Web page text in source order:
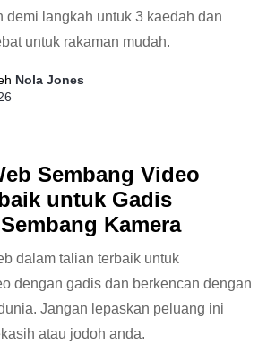
demi langkah untuk 3 kaedah dan
untuk rakaman mudah.
Nola Jones
Sembang Video
untuk Gadis
Kamera
dalam talian terbaik untuk
dengan gadis dan berkencan dengan
Jangan lepaskan peluang ini
atau jodoh anda.